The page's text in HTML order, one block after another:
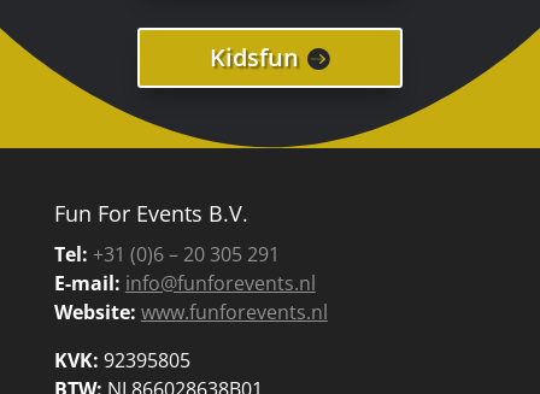
Kidsfun
Fun For Events B.V.
Tel: +31 (0)6 – 20 305 291
E-mail: info@funforevents.nl
Website: www.funforevents.nl
KVK: 92395805